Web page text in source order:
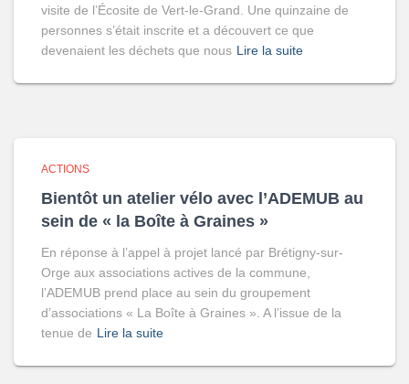
visite de l’Écosite de Vert-le-Grand. Une quinzaine de
personnes s’était inscrite et a découvert ce que
devenaient les déchets que nous Lire la suite
ACTIONS
Bientôt un atelier vélo avec l’ADEMUB au
sein de « la Boîte à Graines »
En réponse à l’appel à projet lancé par Brétigny-sur-
Orge aux associations actives de la commune,
l’ADEMUB prend place au sein du groupement
d’associations « La Boîte à Graines ». A l’issue de la
tenue de Lire la suite